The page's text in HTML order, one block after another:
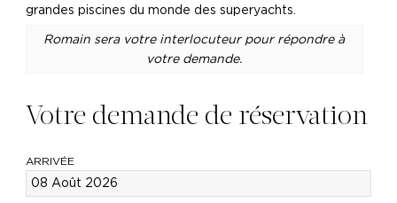
grandes piscines du monde des superyachts.
Romain sera votre interlocuteur pour répondre à
votre demande.
Votre demande de réservation
ARRIVÉE